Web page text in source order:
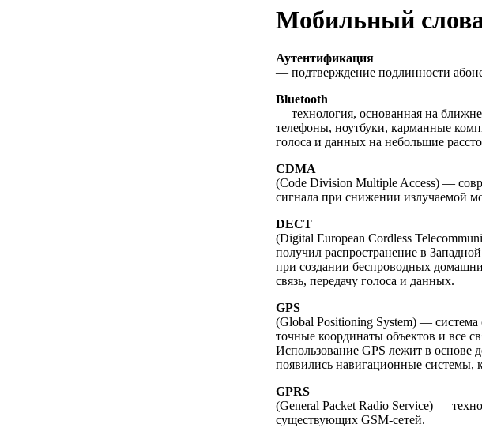
Мобильный
Аутентификация
— подтверждение подлинности
Bluetooth
— технология, основанная на
телефоны, ноутбуки, карманные
голоса и данных на небольшие
CDMA
(Code Division Multiple Access) —
сигнала при снижении излучаемой
DECT
(Digital European Cordless
получил распространение в
при создании беспроводных
связь, передачу голоса и данных.
GPS
(Global Positioning System) —
точные координаты объектов и все
Использование GPS лежит в основе
появились навигационные системы,
GPRS
(General Packet Radio Service) —
существующих GSM-сетей.